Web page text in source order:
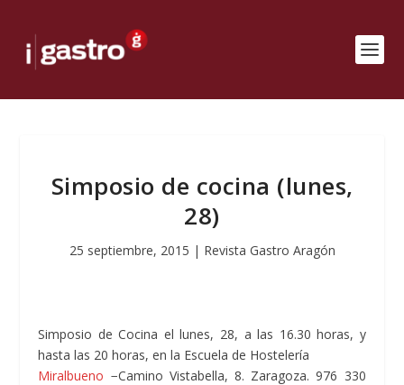
Simposio de cocina (lunes,
28)
25 septiembre, 2015 | Revista Gastro Aragón
Simposio de Cocina el lunes, 28, a las 16.30 horas, y
hasta las 20 horas, en la Escuela de Hostelería
Miralbueno −Camino Vistabella, 8. Zaragoza. 976 330